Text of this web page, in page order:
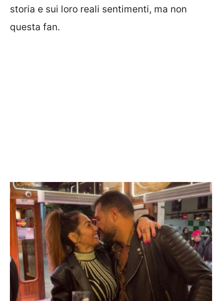
storia e sui loro reali sentimenti, ma non
questa fan.